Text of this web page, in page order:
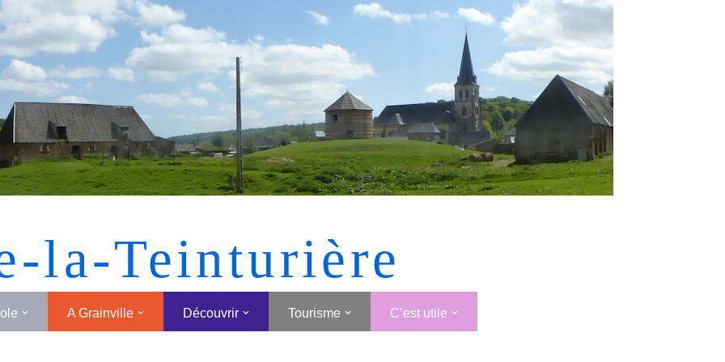
[MONTRER SOUS FORME DE VIGNETTES]
la-Teinturière
A Grainville Découvrir Tourisme C’est utile